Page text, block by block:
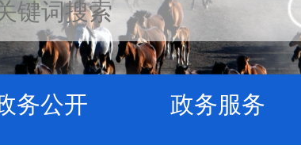
务公开 政务服务